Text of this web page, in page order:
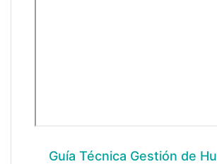
Guía Técnica Gestión de